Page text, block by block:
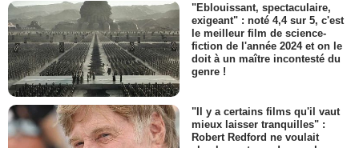
"Eblouissant, spectaculaire,
exigeant" : noté 4,4 sur 5, c'est
le meilleur film de science-
fiction de l'année 2024 et on le
doit à un maître incontesté du
genre !
"Il y a certains films qu'il vaut
mieux laisser tranquilles" :
Robert Redford ne voulait